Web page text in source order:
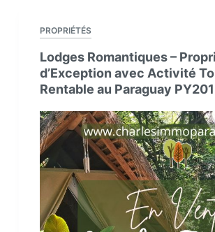
–
Vendre
–
La
Colmena,
Paraguay
PY125
PROPRIÉTÉS
Lodges Romantiques –
d’Exception avec Activité
Rentable au Paraguay PY201